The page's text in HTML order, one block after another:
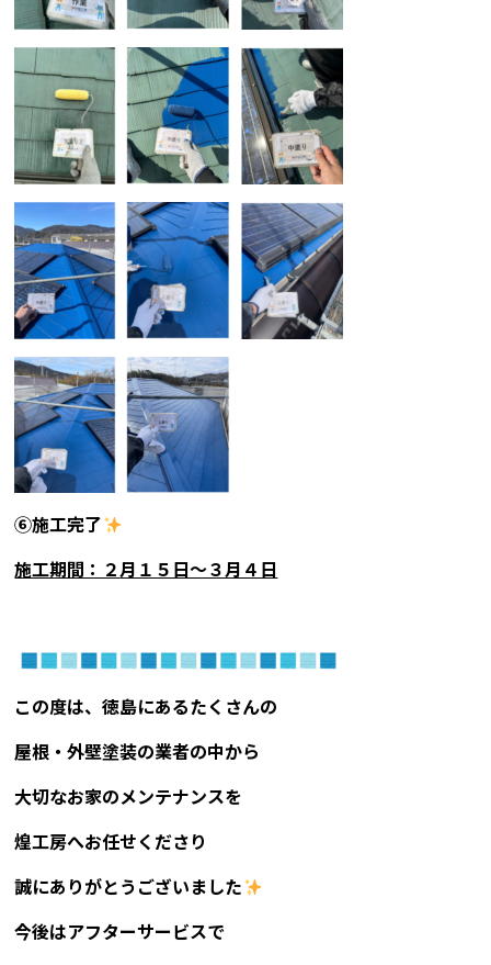
⑥施工完了
施工期間：２月１５日〜３月４日
この度は、徳島にあるたくさんの
屋根・外壁塗装の業者の中から
大切なお家のメンテナンスを
煌工房へお任せくださり
誠にありがとうございました
今後はアフターサービスで